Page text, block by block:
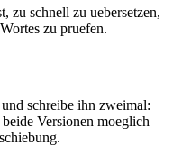
zu schnell zu uebersetzen,
zu pruefen.
schreibe ihn zweimal:
Versionen moeglich